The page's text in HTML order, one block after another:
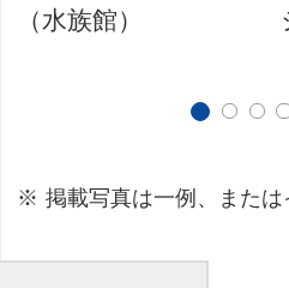
（水族館）
掲載写真は一例、または